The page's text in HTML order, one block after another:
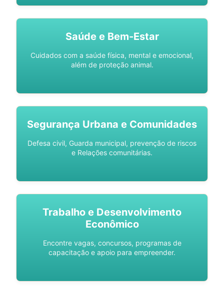
Saúde e Bem-Estar
Cuidados com a saúde física, mental e emocional,
além de proteção animal.
Segurança Urbana e Comunidades
Defesa civil, Guarda municipal, prevenção de riscos
e Relações comunitárias.
Trabalho e Desenvolvimento
Econômico
Encontre vagas, concursos, programas de
capacitação e apoio para empreender.